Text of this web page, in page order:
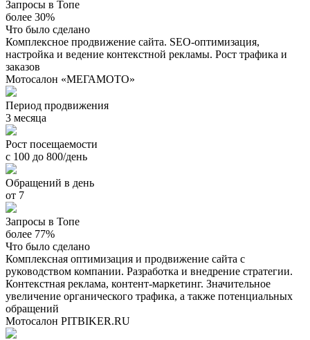
Запросы в Топе
более 30%
Что было сделано
Комплексное продвижение сайта. SEO-оптимизация,
настройка и ведение контекстной рекламы. Рост трафика и
заказов
Мотосалон «МЕГАМОТО»
Период продвижения
3 месяца
Рост посещаемости
с 100 до 800/день
Обращений в день
от 7
Запросы в Топе
более 77%
Что было сделано
Комплексная оптимизация и продвижение сайта с
руководством компании. Разработка и внедрение стратегии.
Контекстная реклама, контент-маркетинг. Значительное
увеличение органического трафика, а также потенциальных
обращений
Мотосалон PITBIKER.RU